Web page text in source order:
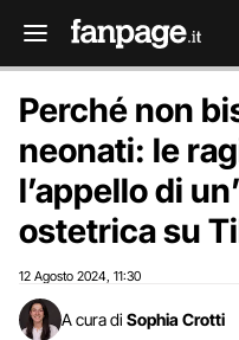
Perché non
neonati: le
l’appello di
ostetrica su
12 Agosto 2024 11:30
A cura di Sophia Crotti